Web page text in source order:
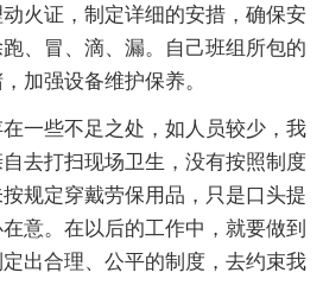
火证，制定详细的安措，确保安
、冒、滴、漏。自己班组所包的
加强设备维护保养。
一些不足之处，如人员较少，我
去打扫现场卫生，没有按照制度
规定穿戴劳保用品，只是口头提
意。在以后的工作中，就要做到
出合理、公平的制度，去约束我